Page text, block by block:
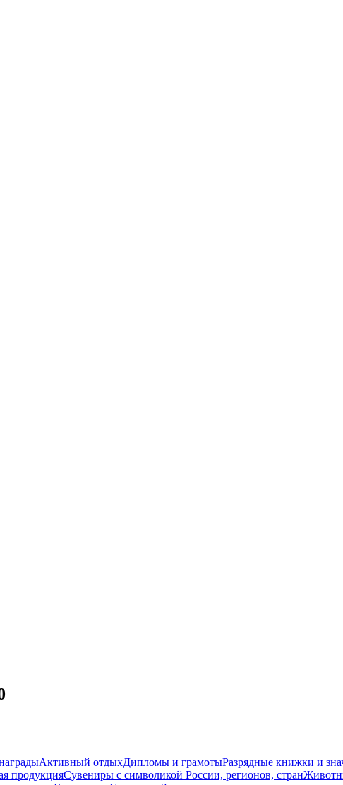
Активный отдыхДипломы и грамотыРазрядные книжки и
продукцияСувениры с символикой России, регионов, стран